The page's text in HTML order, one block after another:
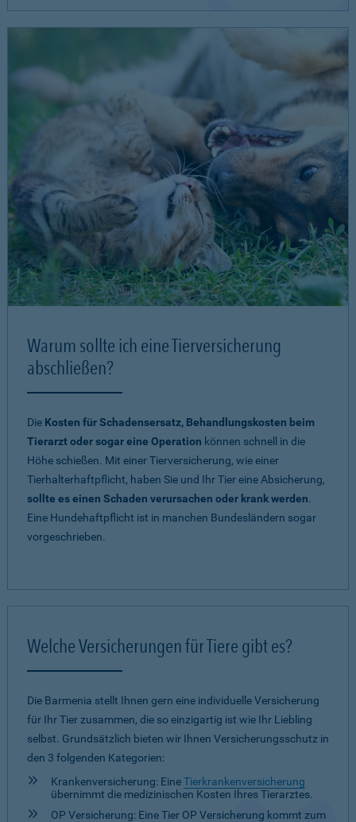
Warum sollte ich eine Tierversicherung
abschließen?
Die Kosten für Schadensersatz, Behandlungskosten beim
Tierarzt oder sogar eine Operation können schnell in die
Höhe schießen. Mit einer Tierversicherung, wie einer
Tierhalterhaftpflicht, haben Sie und Ihr Tier eine Absicherung,
sollte es einen Schaden verursachen oder krank werden.
Eine Hundehaftpflicht ist in manchen Bundesländern sogar
vorgeschrieben.
Welche Versicherungen für Tiere gibt es?
Die Barmenia stellt Ihnen gern eine individuelle Versicherung
für Ihr Tier zusammen, die so einzigartig ist wie Ihr Liebling
selbst. Grundsätzlich bieten wir Ihnen Versicherungsschutz in
den 3 folgenden Kategorien:
Krankenversicherung: EineTierkrankenversicherung
übernimmt die medizinischen Kosten Ihres Tierarztes.
OP Versicherung: Eine Tier OP Versicherung kommt zum